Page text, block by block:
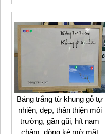
Bảng trắng từ khung gỗ tự
nhiên, đẹp, thân thiện môi
trường, gần gũi, hít nam
châm, dòng kẻ mờ mặt